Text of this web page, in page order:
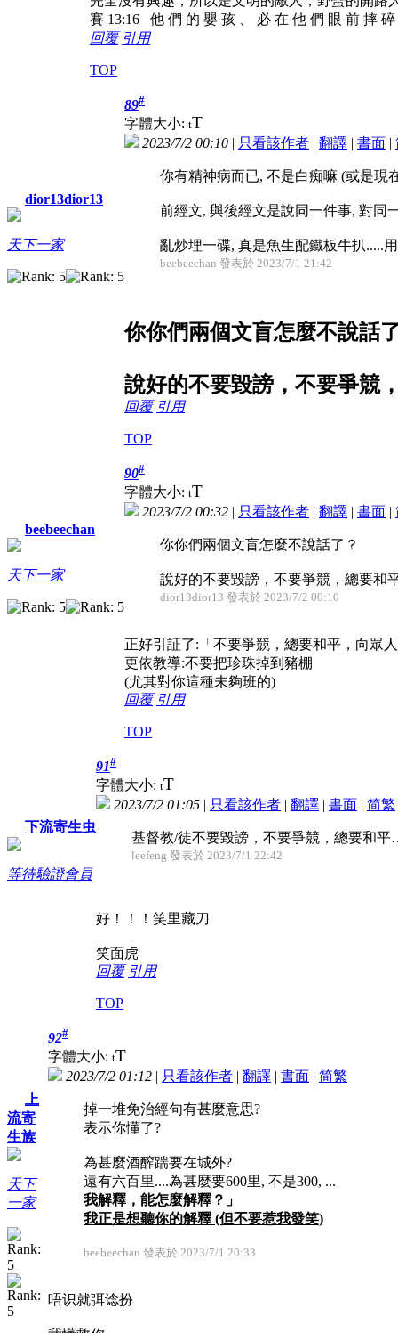
賽 13:16 他 們 的 嬰 孩 、 必 在 他 們 眼 前 摔
回覆 引用
TOP
dior13dior13
天下一家
89#
字體大小: tT
2023/7/2 00:10 | 只看該作者 | 翻譯 | 書面 |
你有精神病而已, 不是白痴嘛 (或是現
前經文, 與後經文是說同一件事, 對同
亂炒埋一碟, 真是魚生配鐵板牛扒.....
beebeechan 發表於 2023/7/1 21:42
你你們兩個文盲怎麼不說話
說好的不要毀謗，不要爭競
回覆 引用
TOP
beebeechan
天下一家
90#
字體大小: tT
2023/7/2 00:32 | 只看該作者 | 翻譯 | 書面 |
你你們兩個文盲怎麼不說話了？
說好的不要毀謗，不要爭競，總要和
dior13dior13 發表於 2023/7/2 00:10
正好引証了:「不要爭競，總要和平，向眾
更依教導:不要把珍珠掉到豬棚
(尤其對你這種未夠班的)
回覆 引用
TOP
下流寄生虫
等待驗證會員
91#
字體大小: tT
2023/7/2 01:05 | 只看該作者 | 翻譯 | 書面 | 简繁
基督教/徒不要毀謗，不要爭競，總要和
leefeng 發表於 2023/7/1 22:42
好！！！笑里藏刀
笑面虎
回覆 引用
TOP
上
流寄
生族
天下
一家
92#
字體大小: tT
2023/7/2 01:12 | 只看該作者 | 翻譯 | 書面 | 简繁
掉一堆免治經句有甚麼意思?
表示你懂了?
為甚麼酒醡踹要在城外?
遠有六百里....為甚麼要600里, 不是300, ...
我解釋，能怎麼解釋？」
我正是想聽你的解釋 (但不要惹我發笑)
beebeechan 發表於 2023/7/1 20:33
唔识就弭谂扮